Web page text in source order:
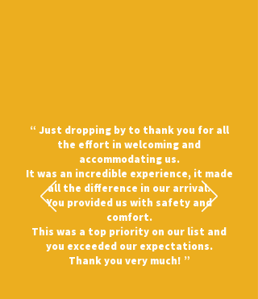
“ Just dropping by to thank you for all
the effort in welcoming and
accommodating us.
It was an incredible experience, it made
all the difference in our arrival.
You provided us with safety and
comfort.
This was a top priority on our list and
you exceeded our expectations.
Thank you very much! ”